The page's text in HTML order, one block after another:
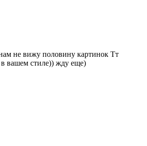
не вижу половину картинок Тт
вашем стиле)) жду еще)